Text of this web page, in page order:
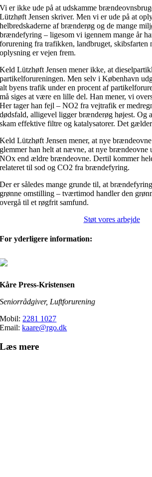
Vi er ikke ude på at udskamme
Lützhøft Jensen skriver. Men vi er ude på at
helbredskaderne af brænderøg og de mange
brændefyring – ligesom vi igennem mange år
forurening fra trafikken, landbruget, skibsfarten
oplysning er vejen frem.
Keld Lützhøft Jensen mener ikke, at
partikelforureningen. Men selv i København
alt byens trafik under en procent af
må siges at være en lille del. Han mener, vi
Her tager han fejl – NO2 fra vejtrafik er
dødsfald, alligevel ligger brænderøg højest. Og
skam effektive filtre og katalysatorer. Det
Keld Lützhøft Jensen mener, at nye
glemmer han helt at nævne, at nye brændeovne
NOx end ældre brændeovne. Dertil kommer
relateret til sod og CO2 fra brændefyring.
Der er således mange grunde til, at
grønne omstilling – tværtimod handler den
overgå til et røgfrit samfund.
Støt vores arbejde
For yderligere information:
Kåre Press-Kristensen
Seniorrådgiver, Luftforurening
Mobil: 2281 1027
Email:kaare@rgo.dk
Læs mere